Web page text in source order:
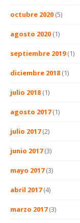
octubre 2020 (5)
agosto 2020 (1)
septiembre 2019(1)
diciembre 2018 (1)
julio 2018 (1)
agosto 2017(1)
julio 2017(2)
junio 2017(3)
mayo 2017(3)
abril 2017(4)
marzo 2017(3)